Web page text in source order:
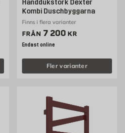
Handdukstork Dexter
Kombi Duschbyggarna
Finns i flera varianter
FRÅN Pris 7200 kr
7 200 KR
Endast online
Fler varianter